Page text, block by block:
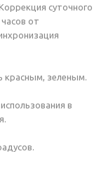
суточного
от
красным, зеленым.
в